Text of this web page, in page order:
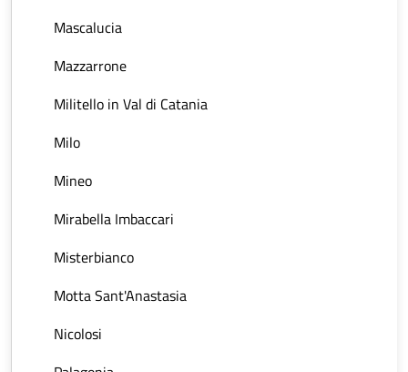
Mascalucia
Mazzarrone
Militello in Val di Catania
Milo
Mineo
Mirabella Imbaccari
Misterbianco
Motta Sant'Anastasia
Nicolosi